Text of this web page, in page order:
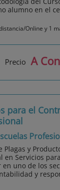
alumno en el
Online y 1
Precio A
para el
Plagas y
Servicios
uno de los
y